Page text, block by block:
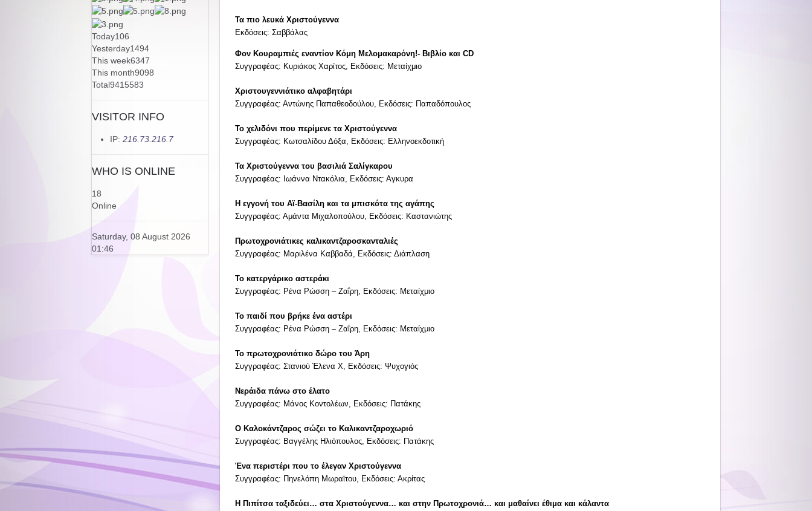
Τα πιο λευκά Χριστούγεννα
Εκδόσεις: Σαββάλας
Φον Κουραμπιές εναντίον Κόμη Μελομακαρόνη!- Βιβλίο και CD
Συγγραφέας: Κυριάκος Χαρίτος, Εκδόσεις: Μεταίχμιο
Χριστουγεννιάτικο αλφαβητάρι
Συγγραφέας: Αντώνης Παπαθεοδούλου, Εκδόσεις: Παπαδόπουλος
Το χελιδόνι που περίμενε τα Χριστούγεννα
Συγγραφέας: Κωτσαλίδου Δόξα, Εκδόσεις: Ελληνοεκδοτική
Τα Χριστούγεννα του βασιλιά Σαλίγκαρου
Συγγραφέας: Ιωάννα Ντακόλια, Εκδόσεις: Αγκυρα
Η εγγονή του Αϊ-Βασίλη και τα μπισκότα της αγάπης
Συγγραφέας: Αμάντα Μιχαλοπούλου, Εκδόσεις: Καστανιώτης
Πρωτοχρονιάτικες καλικαντζαροσκανταλιές
Συγγραφέας: Μαριλένα Καββαδά, Εκδόσεις: Διάπλαση
Το κατεργάρικο αστεράκι
Συγγραφέας: Ρένα Ρώσση – Ζαΐρη, Εκδόσεις: Μεταίχμιο
Το παιδί που βρήκε ένα αστέρι
Συγγραφέας: Ρένα Ρώσση – Ζαΐρη, Εκδόσεις: Μεταίχμιο
Το πρωτοχρονιάτικο δώρο του Άρη
Συγγραφέας: Στανιού Έλενα Χ, Εκδόσεις: Ψυχογιός
Νεράιδα πάνω στο έλατο
Συγγραφέας: Μάνος Κοντολέων, Εκδόσεις: Πατάκης
Ο Καλοκάντζαρος σώζει το Καλικαντζαροχωριό
Συγγραφέας: Βαγγέλης Ηλιόπουλος, Εκδόσεις: Πατάκης
Ένα περιστέρι που το έλεγαν Χριστούγεννα
Συγγραφέας: Πηνελόπη Μωραϊτου, Εκδόσεις: Ακρίτας
Η Πιπίτσα ταξιδεύει… στα Χριστούγεννα… και στην Πρωτοχρονιά… και μαθαίνει έθιμα και κάλαντα
Today106
Yesterday1494
This week6347
This month9098
Total9415583
VISITOR INFO
IP: 216.73.216.7
WHO IS ONLINE
18
Online
Saturday, 08 August 2026
01:46